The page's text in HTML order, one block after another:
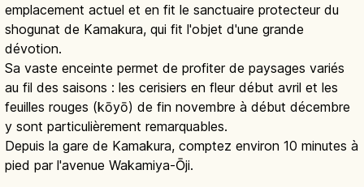
emplacement actuel et en fit le sanctuaire protecteur du
shogunat de Kamakura, qui fit l'objet d'une grande
dévotion.
Sa vaste enceinte permet de profiter de paysages variés
au fil des saisons : les cerisiers en fleur début avril et les
feuilles rouges (kōyō) de fin novembre à début décembre
y sont particulièrement remarquables.
Depuis la gare de Kamakura, comptez environ 10 minutes à
pied par l'avenue Wakamiya-Ōji.